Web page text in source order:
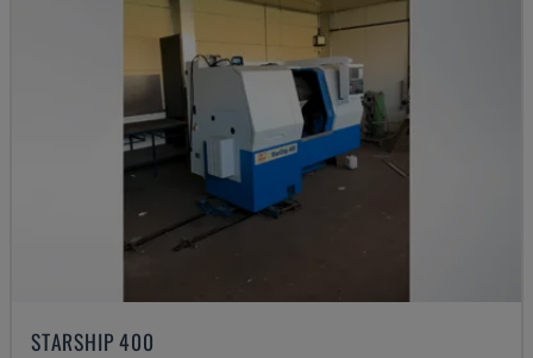
STARSHIP 400